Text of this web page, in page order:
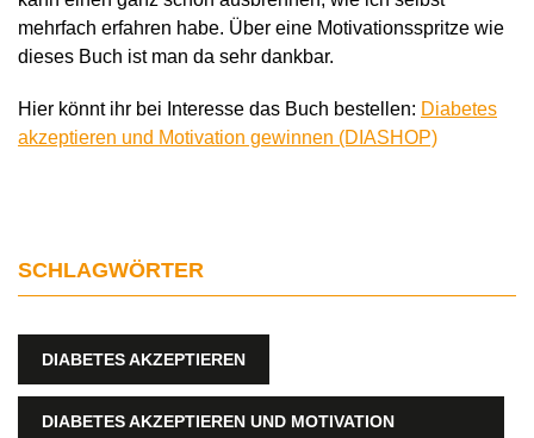
mehrfach erfahren habe. Über eine Motivationsspritze wie
dieses Buch ist man da sehr dankbar.
Hier könnt ihr bei Interesse das Buch bestellen: Diabetes
akzeptieren und Motivation gewinnen (DIASHOP)
SCHLAGWÖRTER
DIABETES AKZEPTIEREN
DIABETES AKZEPTIEREN UND MOTIVATION